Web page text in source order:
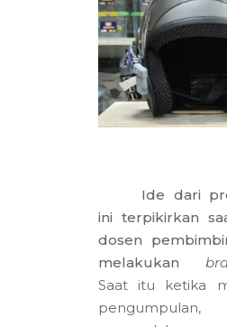
Ide dari
ini terpikirkan
dosen
melakukan
Saat itu ketika